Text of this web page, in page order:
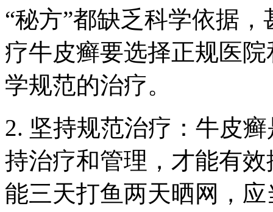
“秘方”都缺乏科学依据
疗牛皮癣要选择正规医
学规范的治疗。
2. 坚持规范治疗：牛皮
持治疗和管理，才能有
能三天打鱼两天晒网，